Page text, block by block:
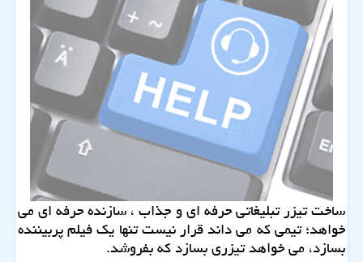
ساخت تیزر تبلیغاتی حرفه ای و جذاب ، سازنده حرفه ای می
خواهد؛ تیمی كه می داند قرار نیست تنها یك فیلم پربیننده
بسازد، می خواهد تیزری بسازد كه بفروشد.